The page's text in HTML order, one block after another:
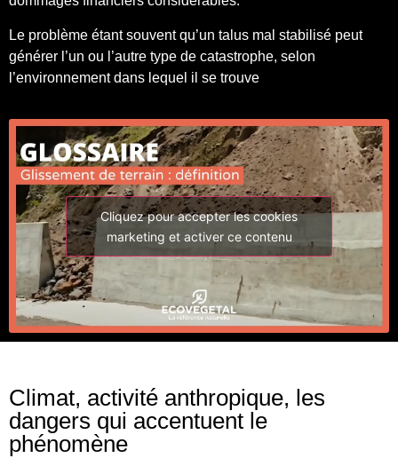
Le problème étant souvent qu’un talus mal stabilisé peut
générer l’un ou l’autre type de catastrophe, selon
l’environnement dans lequel il se trouve
Cliquez pour accepter les cookies
marketing et activer ce contenu
Climat, activité anthropique, les
dangers qui accentuent le
phénomène